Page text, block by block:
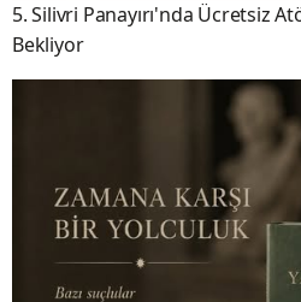
5. Silivri Panayırı'nda Ücretsiz
Bekliyor